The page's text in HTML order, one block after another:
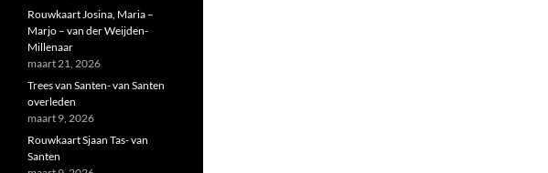
Rouwkaart Josina, Maria –
Marjo – van der Weijden-
Millenaar
maart 21, 2026
Trees van Santen- van Santen
overleden
maart 9, 2026
Rouwkaart Sjaan Tas- van
Santen